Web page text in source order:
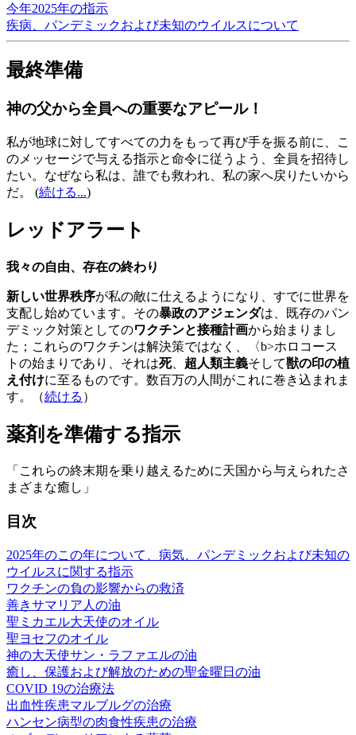
今年2025年の指示
疾病、パンデミックおよび未知のウイルスについて
最終準備
神の父から全員への重要なアピール！
私が地球に対してすべての力をもって再び手を振る前に、こ
のメッセージで与える指示と命令に従うよう、全員を招待し
たい。なぜなら私は、誰でも救われ、私の家へ戻りたいから
だ。
(続ける...)
レッドアラート
我々の自由、存在の終わり
新しい世界秩序が私の敵に仕えるようになり、すでに世界を
支配し始めています。その暴政のアジェンダは、既存のパン
デミック対策としてのワクチンと接種計画から始まりまし
た；これらのワクチンは解決策ではなく、〈b>ホロコース
トの始まりであり、それは死、 超人類主義そして獣の印の植
え付けに至るものです。数百万の人間がこれに巻き込まれま
す。（続ける ）
薬剤を準備する指示
「これらの終末期を乗り越えるために天国から与えられたさ
まざまな癒し」
目次
2025年のこの年について、病気、パンデミックおよび未知の
ウイルスに関する指示
ワクチンの負の影響からの救済
善きサマリア人の油
聖ミカエル大天使のオイル
聖ヨセフのオイル
神の大天使サン・ラファエルの油
癒し、保護および解放のための聖金曜日の油
COVID 19の治療法
出血性疾患マルブルグの治療
ハンセン病型の肉食性疾患の治療